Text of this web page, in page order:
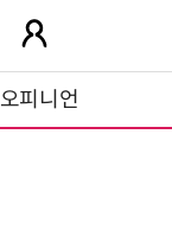
오피니언